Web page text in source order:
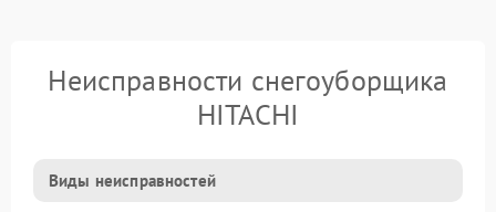
Неисправности снегоуборщика
HITACHI
Виды неисправностей